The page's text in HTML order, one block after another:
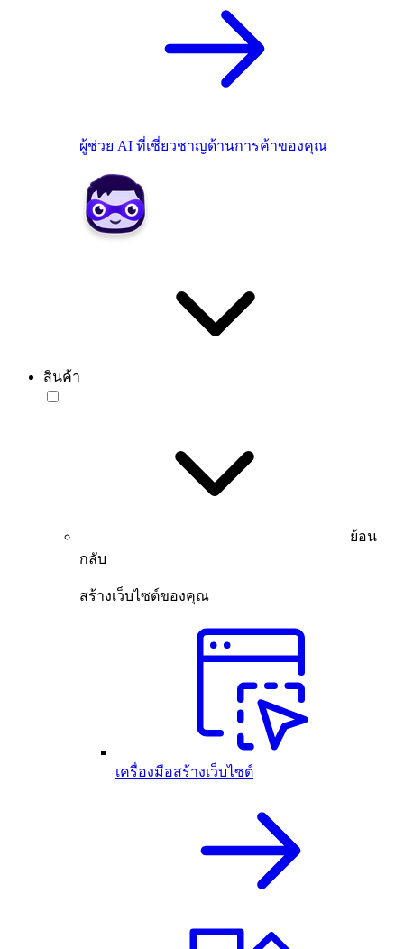
ผู้ช่วย AI ที่เชี่ยวชาญด้านการค้าของคุณ
สินค้า
ย้อน
กลับ
สร้างเว็บไซต์ของคุณ
เครื่องมือสร้างเว็บไซต์